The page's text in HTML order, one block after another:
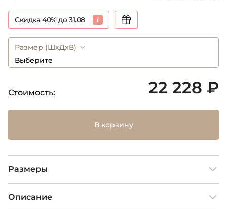
Скидка 40% до 31.08
Размер (ШхДхВ)
Выберите
Стоимость: 22 228 ₽
В корзину
Размеры
Описание